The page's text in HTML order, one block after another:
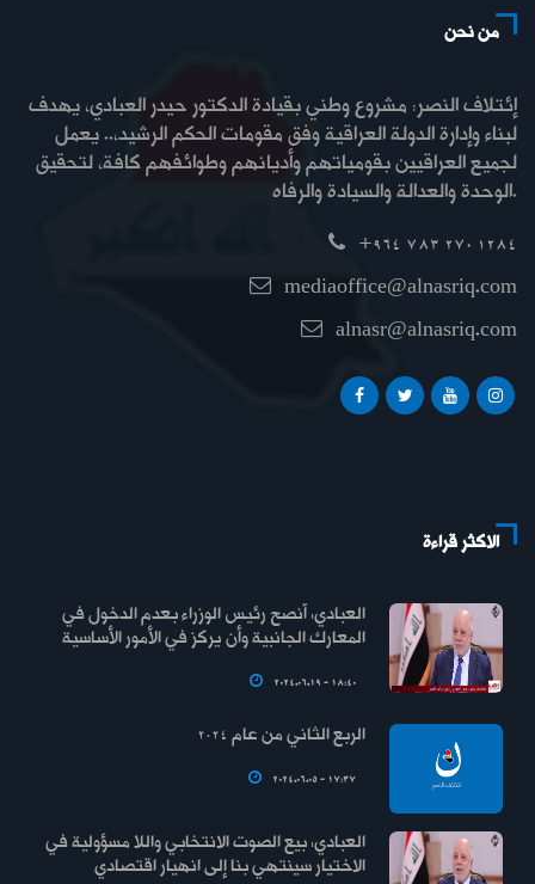
من نحن
إئتلاف النصر: مشروع وطني بقيادة الدكتور حيدر العبادي، يهدف
لبناء وإدارة الدولة العراقية وفق مقومات الحكم الرشيد،.. يعمل
لجميع العراقيين بقومياتهم وأديانهم وطوائفهم كافة، لتحقيق
الوحدة والعدالة والسيادة والرفاه.
+964 783 270 1284
mediaoffice@alnasriq.com
alnasr@alnasriq.com
الاكثر قراءة
العبادي: أنصح رئيس الوزراء بعدم الدخول في
المعارك الجانبية وأن يركز في الأمور الأساسية
2024.06.19 - 18:40
الربع الثاني من عام 2024
2024.06.05 - 17:37
العبادي: بيع الصوت الانتخابي واللا مسؤولية في
الاختيار سينتهي بنا إلى انهيار اقتصادي